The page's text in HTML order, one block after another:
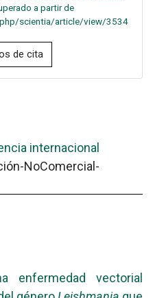
a partir de
scientia/article/view/3534
de cita
internacional
NoComercial-
enfermedad vectorial